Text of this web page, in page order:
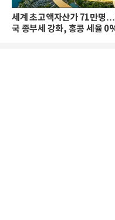
세계 초고액자산가 71만명
국 종부세 강화, 홍콩 세율